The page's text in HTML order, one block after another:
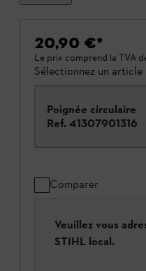
20,90 €*
Le prix comprend la TVA
Sélectionnez un article
Poignée circulaire
Ref. 41307901316
Comparer
Veuillez vous
STIHL local.